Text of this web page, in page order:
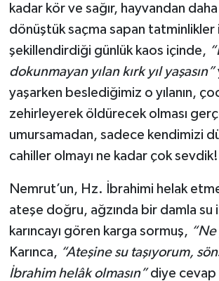
kadar kör ve sağır, hayvandan daha
dönüştük saçma sapan tatminlikler
şekillendirdiği günlük kaos içinde,
dokunmayan yılan kırk yıl yaşasın”
yaşarken beslediğimiz o yılanın,
zehirleyerek öldürecek olması
umursamadan, sadece kendimizi
cahiller olmayı ne kadar çok sevdik!
Nemrut’un, Hz. İbrahimi helak
ateşe doğru, ağzında bir damla su
karıncayı gören karga sormuş,
Karınca, “Ateşine su taşıyorum,
İbrahim helâk olmasın”diye cevap